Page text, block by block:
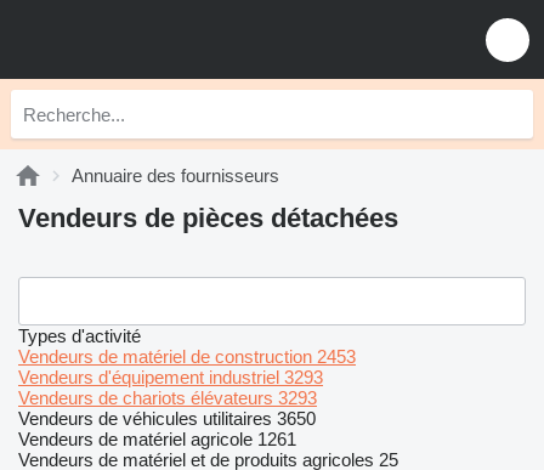
Annuaire des fournisseurs
Vendeurs de pièces détachées
Types d'activité
Vendeurs de matériel de construction 2453
Vendeurs d'équipement industriel 3293
Vendeurs de chariots élévateurs 3293
Vendeurs de véhicules utilitaires 3650
Vendeurs de matériel agricole 1261
Vendeurs de matériel et de produits agricoles 25